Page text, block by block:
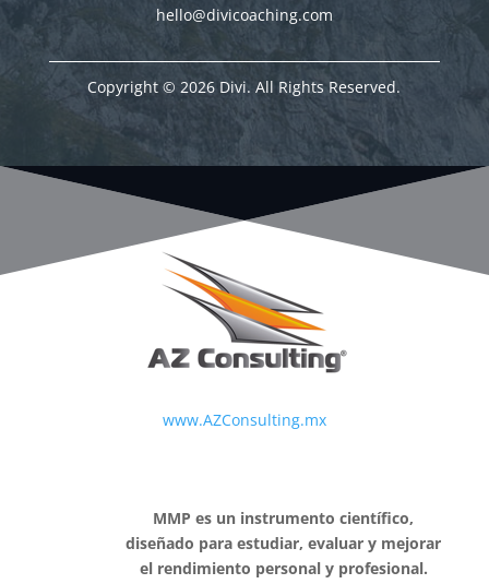
hello@divicoaching.com
Copyright © 2026 Divi. All Rights Reserved.
www.AZConsulting.mx
MMP es un instrumento científico,
diseñado para estudiar, evaluar y mejorar
el rendimiento personal y profesional.